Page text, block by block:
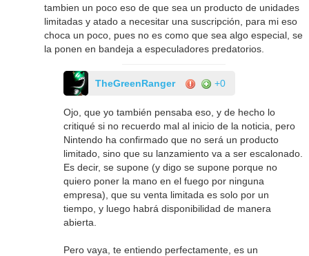
tambien un poco eso de que sea un producto de unidades
limitadas y atado a necesitar una suscripción, para mi eso
choca un poco, pues no es como que sea algo especial, se
la ponen en bandeja a especuladores predatorios.
TheGreenRanger +0
Ojo, que yo también pensaba eso, y de hecho lo
critiqué si no recuerdo mal al inicio de la noticia, pero
Nintendo ha confirmado que no será un producto
limitado, sino que su lanzamiento va a ser escalonado.
Es decir, se supone (y digo se supone porque no
quiero poner la mano en el fuego por ninguna
empresa), que su venta limitada es solo por un
tiempo, y luego habrá disponibilidad de manera
abierta.
Pero vaya, te entiendo perfectamente, es un